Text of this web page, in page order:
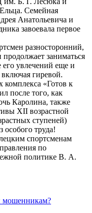
Семейная
Анатольевича и
завоевала первое
разносторонний,
заниматься
увлечений еще и
гиревой.
комплекса «Готов к
после того, как
Каролина, также
XII возрастной
ступеней)
особого труда!
спортсменам
по
политике В. А.
мошенникам?